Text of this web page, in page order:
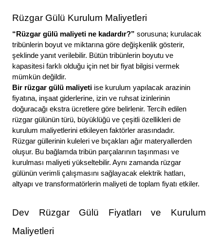
Rüzgar Gülü Kurulum Maliyetleri
“Rüzgar gülü maliyeti ne kadardır?” sorusuna; kurulacak
tribünlerin boyut ve miktarına göre değişkenlik gösterir,
şeklinde yanıt verilebilir. Bütün tribünlerin boyutu ve
kapasitesi farklı olduğu için net bir fiyat bilgisi vermek
mümkün değildir.
Bir rüzgar gülü maliyeti ise kurulum yapılacak arazinin
fiyatına, inşaat giderlerine, izin ve ruhsat izinlerinin
doğuracağı ekstra ücretlere göre belirlenir. Tercih edilen
rüzgar gülünün türü, büyüklüğü ve çeşitli özellikleri de
kurulum maliyetlerini etkileyen faktörler arasındadır.
Rüzgar güllerinin kuleleri ve bıçakları ağır materyallerden
oluşur. Bu bağlamda tribün parçalarının taşınması ve
kurulması maliyeti yükseltebilir. Aynı zamanda rüzgar
gülünün verimli çalışmasını sağlayacak elektrik hatları,
altyapı ve transformatörlerin maliyeti de toplam fiyatı etkiler.
Dev Rüzgar Gülü Fiyatları ve Kurulum
Maliyetleri